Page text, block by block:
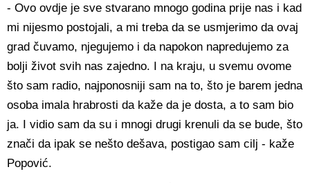
- Ovo ovdje je sve stvarano mnogo godina prije nas i kad
mi nijesmo postojali, a mi treba da se usmjerimo da ovaj
grad čuvamo, njegujemo i da napokon napredujemo za
bolji život svih nas zajedno. I na kraju, u svemu ovome
što sam radio, najponosniji sam na to, što je barem jedna
osoba imala hrabrosti da kaže da je dosta, a to sam bio
ja. I vidio sam da su i mnogi drugi krenuli da se bude, što
znači da ipak se nešto dešava, postigao sam cilj - kaže
Popović.